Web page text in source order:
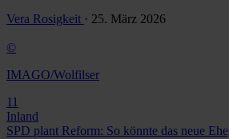
Vera Rosigkeit · 25. März 2026
©
IMAGO/Wolfilser
11
Inland
SPD plant Reform: So könnte das neue